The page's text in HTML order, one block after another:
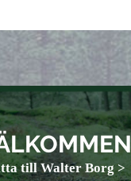
till Walter Borg >